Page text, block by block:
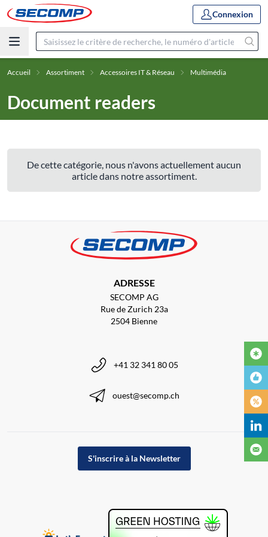
Connexion
Accueil Assortiment Accessoires IT & Réseau Multimédia
Document readers
De cette catégorie, nous n'avons actuellement aucun
article dans notre assortiment.
ADRESSE
SECOMP AG
Rue de Zurich 23a
2504 Bienne
+41 32 341 80 05
ouest@secomp.ch
S'inscrire à la Newsletter